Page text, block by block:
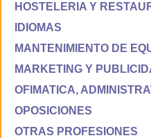
HOSTELERIA Y
IDIOMAS
MANTENIMIENTO DE
MARKETING Y
OFIMATICA,
OPOSICIONES
OTRAS PROFESIONES